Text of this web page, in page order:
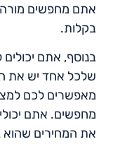
אתם מחפשים מורה
בקלות.
בנוסף, אתם יכולים
שלכל אחד יש את
מאפשרים לכם
מחפשים. אתם
את המחירים